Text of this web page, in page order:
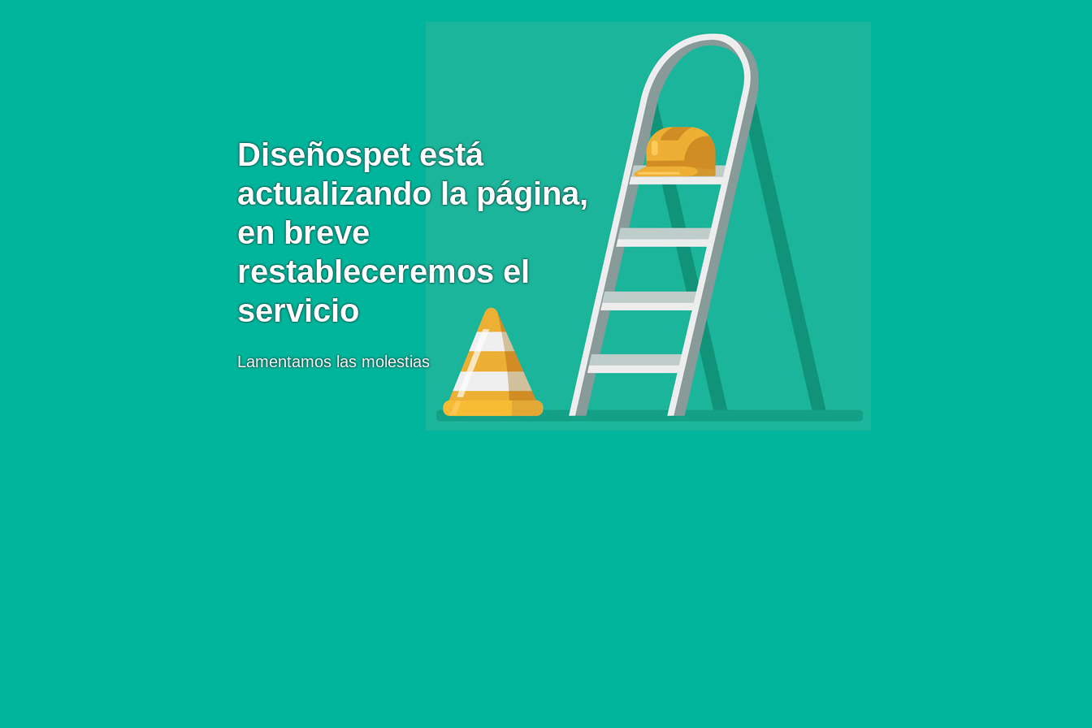
Diseñospet está
actualizando la página,
en breve
restableceremos el
servicio
Lamentamos las molestias